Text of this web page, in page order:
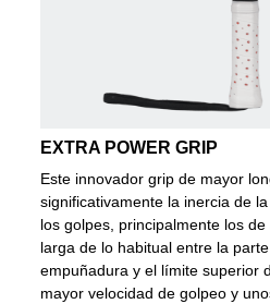
EXTRA POWER GRIP
Este innovador grip de mayor
significativamente la inercia de
los golpes, principalmente los
larga de lo habitual entre la
empuñadura y el límite superior
mayor velocidad de golpeo y